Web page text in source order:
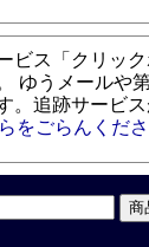
ビス「クリッ
ゆうメールや
。追跡サービ
をごらんくださ